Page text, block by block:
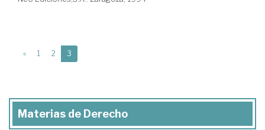
« 1 2 3
Materias de Derecho